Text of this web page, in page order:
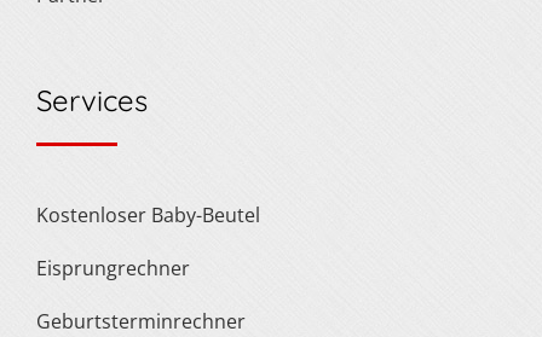
Services
Kostenloser Baby-Beutel
Eisprungrechner
Geburtsterminrechner